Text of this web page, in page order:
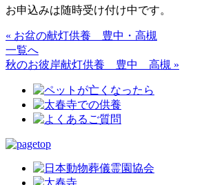
お申込みは随時受け付け中です。
« お盆の献灯供養 豊中・高槻
一覧へ
秋のお彼岸献灯供養 豊中 高槻 »